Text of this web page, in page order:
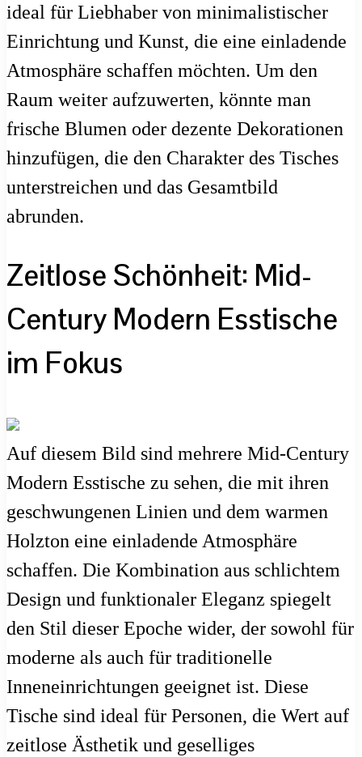
ideal für Liebhaber von minimalistischer
Einrichtung und Kunst, die eine einladende
Atmosphäre schaffen möchten. Um den
Raum weiter aufzuwerten, könnte man
frische Blumen oder dezente Dekorationen
hinzufügen, die den Charakter des Tisches
unterstreichen und das Gesamtbild
abrunden.
Zeitlose Schönheit: Mid-
Century Modern Esstische
im Fokus
Auf diesem Bild sind mehrere Mid-Century
Modern Esstische zu sehen, die mit ihren
geschwungenen Linien und dem warmen
Holzton eine einladende Atmosphäre
schaffen. Die Kombination aus schlichtem
Design und funktionaler Eleganz spiegelt
den Stil dieser Epoche wider, der sowohl für
moderne als auch für traditionelle
Inneneinrichtungen geeignet ist. Diese
Tische sind ideal für Personen, die Wert auf
zeitlose Ästhetik und geselliges